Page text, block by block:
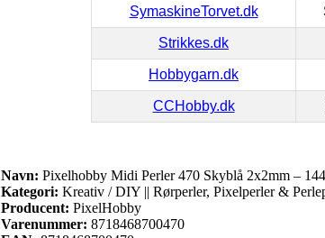
SymaskineTorvet.dk
Strikkes.dk
Hobbygarn.dk
CCHobby.dk
Navn: Pixelhobby Midi Perler 470 Skyblå 2x2mm –
Kategori: Kreativ / DIY || Rørperler, Pixelperler &
Producent: PixelHobby
Varenummer: 8718468700470